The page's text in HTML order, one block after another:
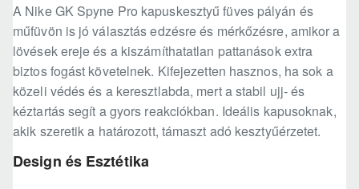
A Nike GK Spyne Pro kapuskesztyű füves pályán és
műfüvön is jó választás edzésre és mérkőzésre, amikor a
lövések ereje és a kiszámíthatatlan pattanások extra
biztos fogást követelnek. Kifejezetten hasznos, ha sok a
közeli védés és a keresztlabda, mert a stabil ujj- és
kéztartás segít a gyors reakciókban. Ideális kapusoknak,
akik szeretik a határozott, támaszt adó kesztyűérzetet.
Design és Esztétika